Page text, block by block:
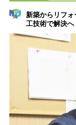
新築からリフ
工技術で解決へ